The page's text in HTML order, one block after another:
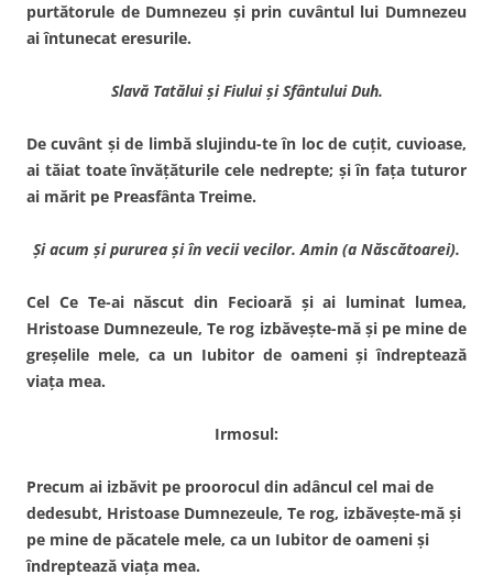
purtătorule de Dumnezeu şi prin cuvântul lui Dumnezeu
ai întunecat eresurile.
Slavă Tatălui şi Fiului şi Sfântului Duh.
De cuvânt şi de limbă slujindu-te în loc de cuţit, cuvioase,
ai tăiat toate învăţăturile cele nedrepte; şi în faţa tuturor
ai mărit pe Preasfânta Treime.
Şi acum şi pururea şi în vecii vecilor. Amin (a Născătoarei).
Cel Ce Te-ai născut din Fecioară şi ai luminat lumea,
Hristoase Dumnezeule, Te rog izbăveşte-mă şi pe mine de
greşelile mele, ca un Iubitor de oameni şi îndreptează
viaţa mea.
Irmosul:
Precum ai izbăvit pe proorocul din adâncul cel mai de
dedesubt, Hristoase Dumnezeule, Te rog, izbăveşte-mă şi
pe mine de păcatele mele, ca un Iubitor de oameni şi
îndreptează viaţa mea.